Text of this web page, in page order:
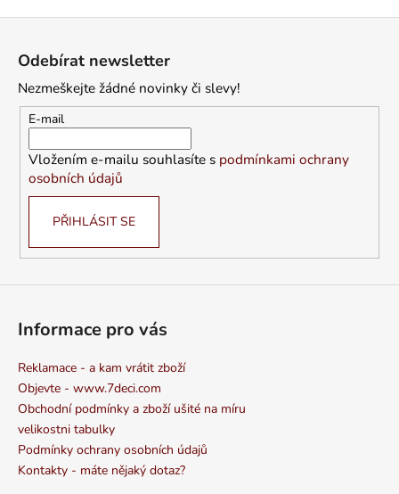
Odebírat newsletter
Nezmeškejte žádné novinky či slevy!
E-mail
Vložením e-mailu souhlasíte s podmínkami ochrany
osobních údajů
PŘIHLÁSIT SE
Informace pro vás
Reklamace - a kam vrátit zboží
Objevte - www.7deci.com
Obchodní podmínky a zboží ušité na míru
velikostni tabulky
Podmínky ochrany osobních údajů
Kontakty - máte nějaký dotaz?